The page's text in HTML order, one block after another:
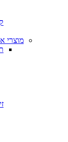
מוצרי